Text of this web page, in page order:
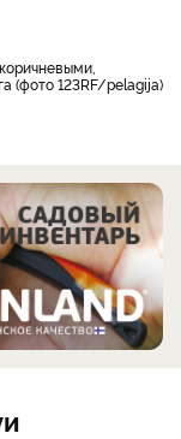
(фото 123RF/pelagija)